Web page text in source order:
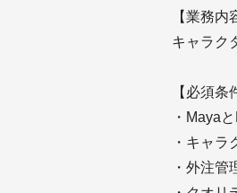
【業務内
キャラク
【必須条
・Maya
・キャ
・外注